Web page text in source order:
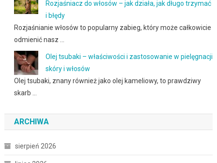
Rozjaśniacz do włosów – jak działa, jak długo trzymać
i błędy
Rozjaśnianie włosów to popularny zabieg, który może całkowicie
odmienić nasz …
Olej tsubaki – właściwości i zastosowanie w pielęgnacji
skóry i włosów
Olej tsubaki, znany również jako olej kameliowy, to prawdziwy
skarb …
ARCHIWA
sierpień 2026